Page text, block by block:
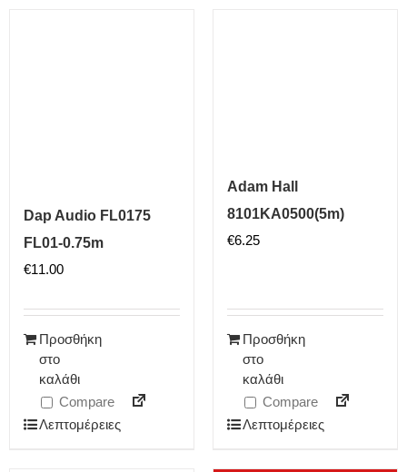
Dap Audio FL0175
FL01-0.75m
€11.00
Προσθήκη
στο
καλάθι
Compare
Λεπτομέρειες
Adam Hall
8101KA0500(5m)
€6.25
Προσθήκη
στο
καλάθι
Compare
Λεπτομέρειες